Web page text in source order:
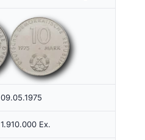
09.05.1975
1.910.000 Ex.